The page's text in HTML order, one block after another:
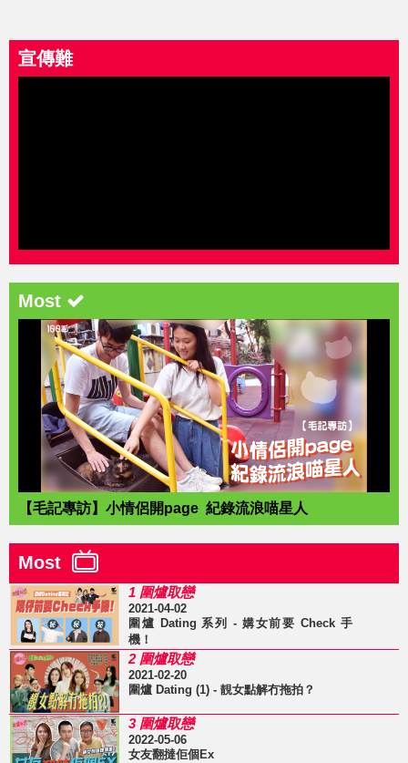
宣傳難
Most
【毛記專訪】小情侶開page 紀錄流浪喵星人
Most
1 圍爐取戀
2021-04-02
圍爐 Dating 系列 - 媾女前要 Check 手
機！
2 圍爐取戀
2021-02-20
圍爐 Dating (1) - 靚女點解冇拖拍？
3 圍爐取戀
2022-05-06
女友翻撻佢個Ex